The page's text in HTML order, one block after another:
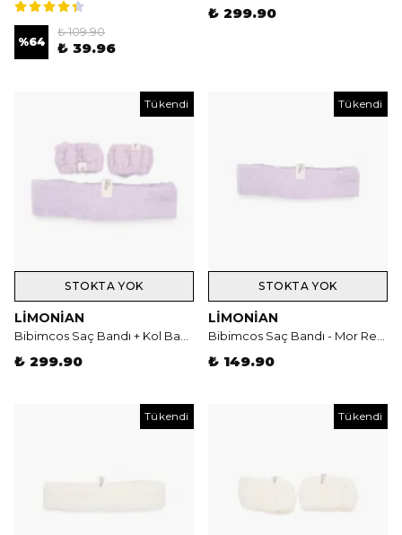
%64
₺ 109.90
₺ 39.96
₺ 299.90
Tükendi
STOKTA YOK
LIMONIAN
₺ 299.90
Tükendi
STOKTA YOK
LIMONIAN
₺ 149.90
Tükendi Tükendi